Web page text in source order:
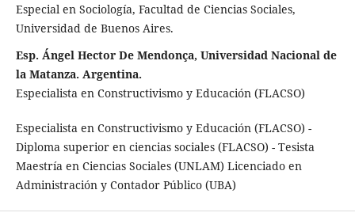
Especial en Sociología, Facultad de Ciencias Sociales,
Universidad de Buenos Aires.
Esp. Ángel Hector De Mendonça, Universidad Nacional de
la Matanza. Argentina.
Especialista en Constructivismo y Educación (FLACSO)
Especialista en Constructivismo y Educación (FLACSO) -
Diploma superior en ciencias sociales (FLACSO) - Tesista
Maestría en Ciencias Sociales (UNLAM) Licenciado en
Administración y Contador Público (UBA)